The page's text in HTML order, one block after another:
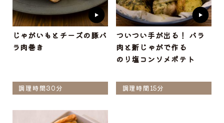
じゃがいもとチーズの豚バ
ラ肉巻き
調理時間30分
ついつい手が出る！ バラ
肉と新じゃがで作る
のり塩コンソメポテト
調理時間15分